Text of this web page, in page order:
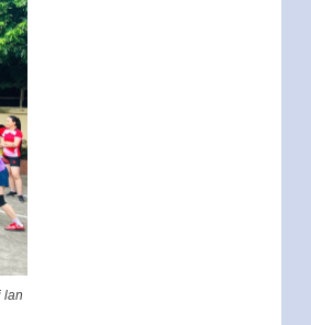
lan